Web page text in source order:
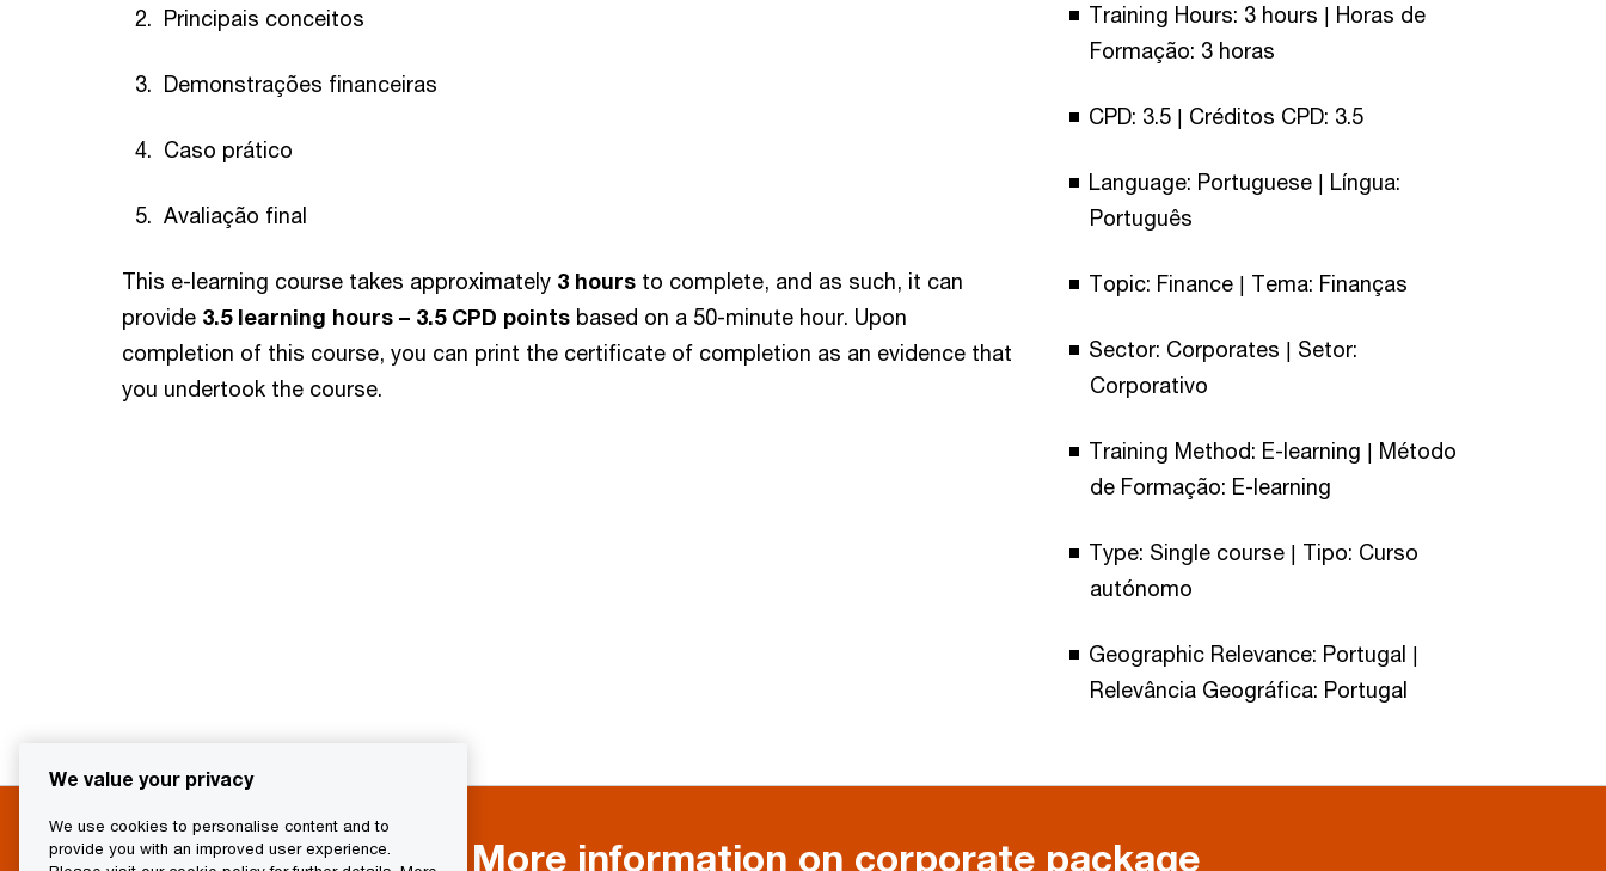
Principais conceitos
Demonstrações financeiras
Caso prático
Avaliação final
This e-learning course takes approximately 3 hours to complete, and as such, it can
provide 3.5 learning hours – 3.5 CPD points based on a 50-minute hour. Upon
completion of this course, you can print the certificate of completion as an evidence that
you undertook the course.
Training Hours: 3 hours | Horas de
Formação: 3 horas
CPD: 3.5 | Créditos CPD: 3.5
Language: Portuguese | Língua:
Português
Topic: Finance | Tema: Finanças
Sector: Corporates | Setor:
Corporativo
Training Method: E-learning | Método
de Formação: E-learning
Type: Single course | Tipo: Curso
autónomo
Geographic Relevance: Portugal |
Relevância Geográfica: Portugal
More information on corporate package
We value your privacy
We use cookies to personalise content and to
provide you with an improved user experience.